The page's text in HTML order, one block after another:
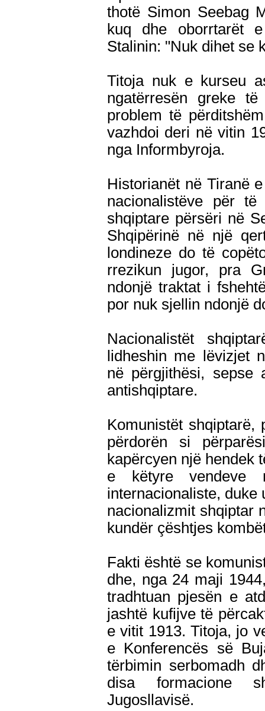
thotë Simon Seebag
kuq dhe oborrtarët
Stalinin: "Nuk dihet se
Titoja nuk e kurseu
ngatërresën greke
problem të
vazhdoi deri në vitin
nga Informbyroja.
Historianët në Tiranë
nacionalistëve për
shqiptare përsëri në
Shqipërinë në një
londineze do të
rrezikun jugor, pra
ndonjë traktat i
por nuk sjellin ndonjë
Nacionalistët
lidheshin me lëvizjet
në përgjithësi, sepse
antishqiptare.
Komunistët
përdorën si
kapërcyen një hendek
e këtyre vendeve
internacionaliste, duke
nacionalizmit shqiptar
kundër çështjes
Fakti është se
dhe, nga 24 maji
tradhtuan pjesën e
jashtë kufijve të
e vitit 1913. Titoja, jo
e Konferencës së
tërbimin serbomadh
disa formacione
Jugosllavisë.